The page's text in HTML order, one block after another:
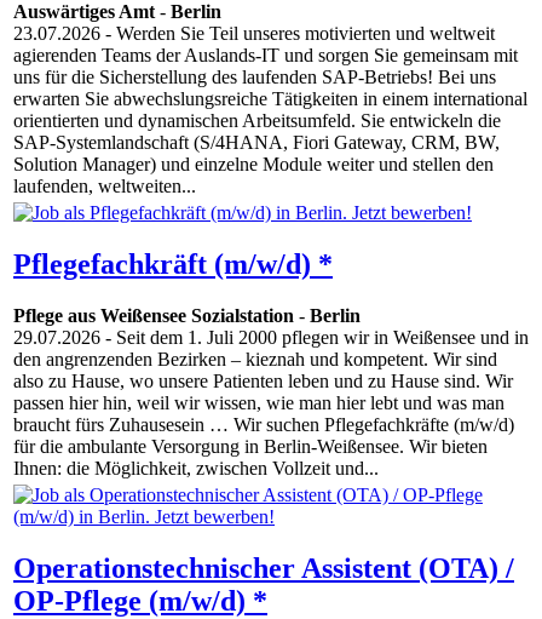
Auswärtiges Amt - Berlin
23.07.2026 - Werden Sie Teil unseres motivierten und weltweit
agierenden Teams der Auslands-IT und sorgen Sie gemeinsam mit
uns für die Sicherstellung des laufenden SAP-Betriebs! Bei uns
erwarten Sie abwechslungsreiche Tätigkeiten in einem international
orientierten und dynamischen Arbeitsumfeld. Sie entwickeln die
SAP-Systemlandschaft (S/4HANA, Fiori Gateway, CRM, BW,
Solution Manager) und einzelne Module weiter und stellen den
laufenden, weltweiten...
Pflegefachkräft (m/w/d) *
Pflege aus Weißensee Sozialstation - Berlin
29.07.2026 - Seit dem 1. Juli 2000 pflegen wir in Weißensee und in
den angrenzenden Bezirken – kieznah und kompetent. Wir sind
also zu Hause, wo unsere Patienten leben und zu Hause sind. Wir
passen hier hin, weil wir wissen, wie man hier lebt und was man
braucht fürs Zuhausesein … Wir suchen Pflegefachkräfte (m/w/d)
für die ambulante Versorgung in Berlin-Weißensee. Wir bieten
Ihnen: die Möglichkeit, zwischen Vollzeit und...
Operationstechnischer Assistent (OTA) /
OP-Pflege (m/w/d) *